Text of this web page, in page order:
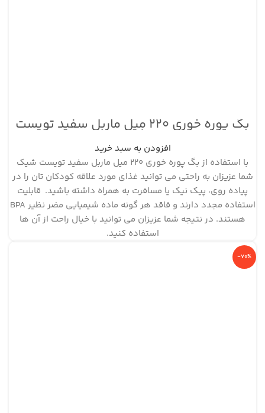
بگ پوره خوری ۲۲۰ میل ماربل سفید تویست
شیک
افزودن به سبد خرید
با استفاده از بگ پوره خوری ۲۲۰ میل ماربل سفید تویست شیک
شما عزیزان به راحتی می توانید غذای مورد علاقه کودکان تان را در
پیاده روی، پیک نیک یا مسافرت به همراه داشته باشید. قابلیت
استفاده مجدد دارند و فاقد هر گونه ماده شیمیایی مضر نظیر BPA
هستند. در نتیجه شما عزیزان می توانید با خیال راحت از آن ها
استفاده کنید.
-70%